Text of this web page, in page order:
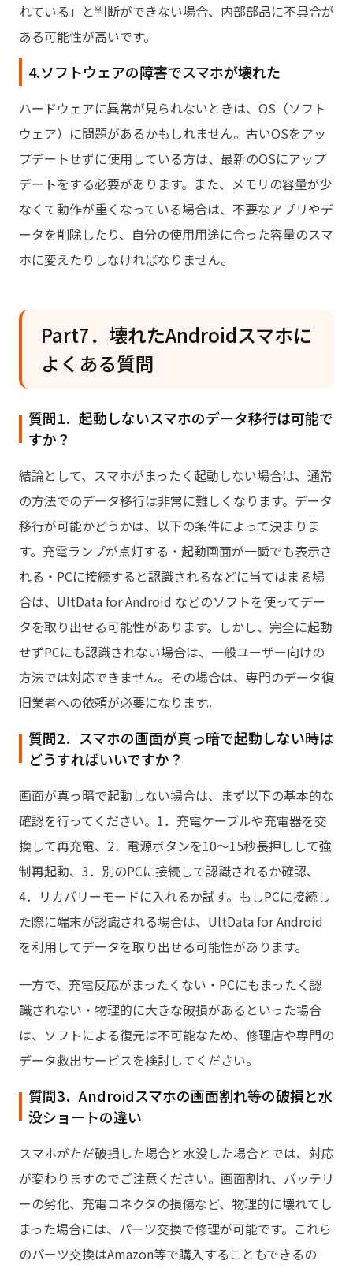
れている」と判断ができない場合、内部部品に不具合が
ある可能性が高いです。
4.ソフトウェアの障害でスマホが壊れた
ハードウェアに異常が見られないときは、OS（ソフト
ウェア）に問題があるかもしれません。古いOSをアッ
プデートせずに使用している方は、最新のOSにアップ
デートをする必要があります。また、メモリの容量が少
なくて動作が重くなっている場合は、不要なアプリやデ
ータを削除したり、自分の使用用途に合った容量のスマ
ホに変えたりしなければなりません。
Part7．壊れたAndroidスマホに
よくある質問
質問1．起動しないスマホのデータ移行は可能で
すか？
結論として、スマホがまったく起動しない場合は、通常
の方法でのデータ移行は非常に難しくなります。データ
移行が可能かどうかは、以下の条件によって決まりま
す。充電ランプが点灯する・起動画面が一瞬でも表示さ
れる・PCに接続すると認識されるなどに当てはまる場
合は、UltData for Android などのソフトを使ってデー
タを取り出せる可能性があります。しかし、完全に起動
せずPCにも認識されない場合は、一般ユーザー向けの
方法では対応できません。その場合は、専門のデータ復
旧業者への依頼が必要になります。
質問2．スマホの画面が真っ暗で起動しない時は
どうすればいいですか？
画面が真っ暗で起動しない場合は、まず以下の基本的な
確認を行ってください。1．充電ケーブルや充電器を交
換して再充電、2．電源ボタンを10～15秒長押しして強
制再起動、3．別のPCに接続して認識されるか確認、
4．リカバリーモードに入れるか試す。もしPCに接続し
た際に端末が認識される場合は、UltData for Android
を利用してデータを取り出せる可能性があります。
一方で、充電反応がまったくない・PCにもまったく認
識されない・物理的に大きな破損があるといった場合
は、ソフトによる復元は不可能なため、修理店や専門の
データ救出サービスを検討してください。
質問3．Androidスマホの画面割れ等の破損と水
没ショートの違い
スマホがただ破損した場合と水没した場合とでは、対応
が変わりますのでご注意ください。画面割れ、バッテリ
ーの劣化、充電コネクタの損傷など、物理的に壊れてし
まった場合には、パーツ交換で修理が可能です。これら
のパーツ交換はAmazon等で購入することもできるの